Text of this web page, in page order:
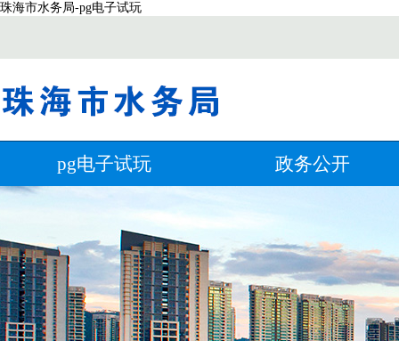
珠海市水务局-pg电子试玩
pg电子试玩 政务公开